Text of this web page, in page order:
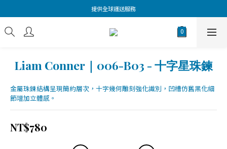
提供全球運送服務
Liam Conner｜006-B03 - 十字星珠鍊
金屬珠鍊結構呈現簡約層次，十字幾何雕刻強化識別，凹槽仿舊黑化細
節增加立體感。
NT$780